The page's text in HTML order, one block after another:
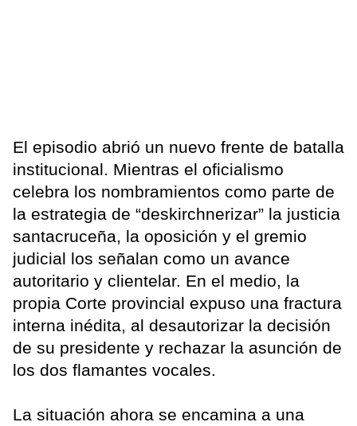
El episodio abrió un nuevo frente de batalla
institucional. Mientras el oficialismo
celebra los nombramientos como parte de
la estrategia de “deskirchnerizar” la justicia
santacruceña, la oposición y el gremio
judicial los señalan como un avance
autoritario y clientelar. En el medio, la
propia Corte provincial expuso una fractura
interna inédita, al desautorizar la decisión
de su presidente y rechazar la asunción de
los dos flamantes vocales.
La situación ahora se encamina a una